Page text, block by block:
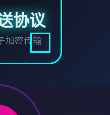
协议
加密传输